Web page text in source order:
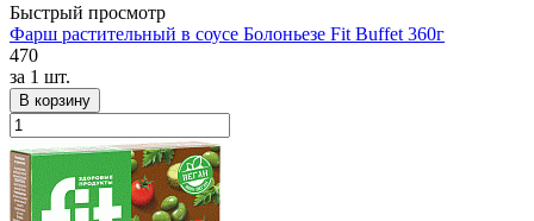
Быстрый просмотр
Фарш растительный в соусе Болоньезе Fit Buffet 360г
470
за 1 шт.
В корзину